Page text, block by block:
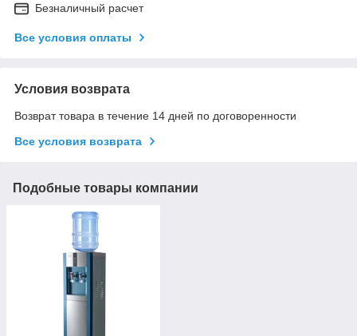
Безналичный расчет
Все условия оплаты
Условия возврата
Возврат товара в течение 14 дней по договоренности
Все условия возврата
Подобные товары компании